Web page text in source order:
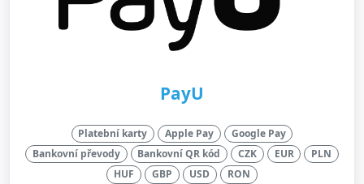
PayU
Platební karty Apple Pay
Google Pay
Bankovní převody
Bankovní QR kód CZK EUR
PLN
HUF
GBP USD RON